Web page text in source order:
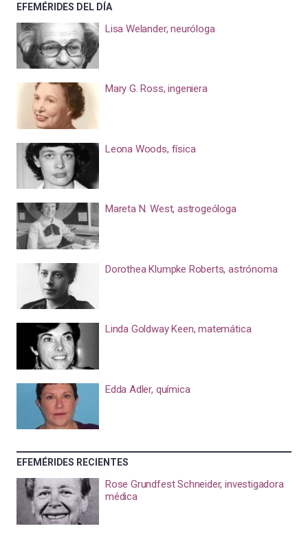
EFEMÉRIDES DEL DÍA
Lisa Welander, neuróloga
Mary G. Ross, ingeniera
Leona Woods, física
Mareta N. West, astrogeóloga
Dorothea Klumpke Roberts, astrónoma
Linda Goldway Keen, matemática
Edda Adler, química
EFEMÉRIDES RECIENTES
Rose Grundfest Schneider, investigadora
médica